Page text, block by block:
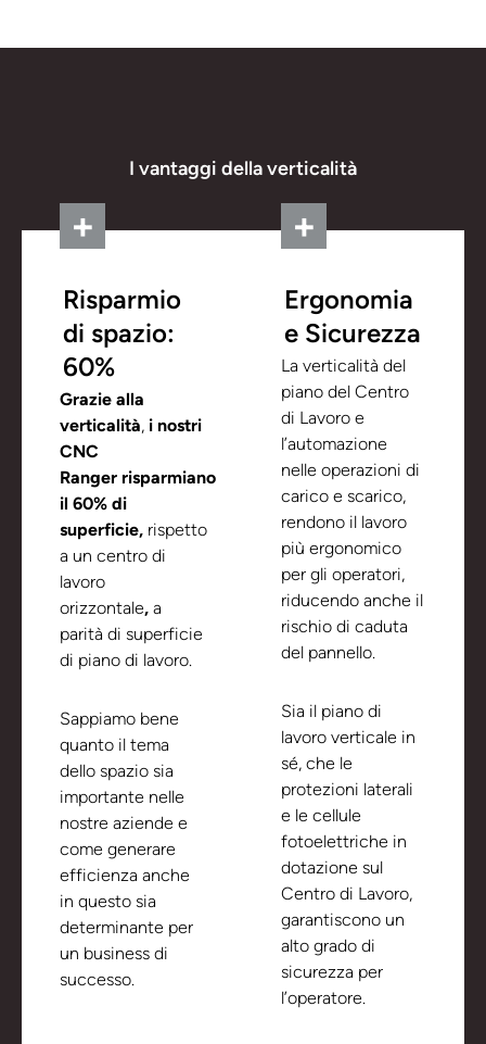
I vantaggi della verticalità
Risparmio
di spazio:
60%
Grazie alla
verticalità, i nostri
CNC
Ranger risparmiano
il 60% di
superficie, rispetto
a un centro di
lavoro
orizzontale, a
parità di superficie
di piano di lavoro.
Sappiamo bene
quanto il tema
dello spazio sia
importante nelle
nostre aziende e
come generare
efficienza anche
in questo sia
determinante per
un business di
successo.
Ergonomia
e Sicurezza
La verticalità del
piano del Centro
di Lavoro e
l’automazione
nelle operazioni di
carico e scarico,
rendono il lavoro
più ergonomico
per gli operatori,
riducendo anche il
rischio di caduta
del pannello.
Sia il piano di
lavoro verticale in
sé, che le
protezioni laterali
e le cellule
fotoelettriche in
dotazione sul
Centro di Lavoro,
garantiscono un
alto grado di
sicurezza per
l’operatore.